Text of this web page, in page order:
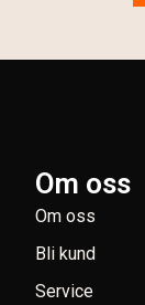
Om oss
Om oss
Bli kund
Service